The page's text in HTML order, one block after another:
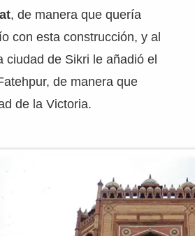
, de manera que quería
con esta construcción, y al
ciudad de Sikri le añadió el
de manera que
de la Victoria.